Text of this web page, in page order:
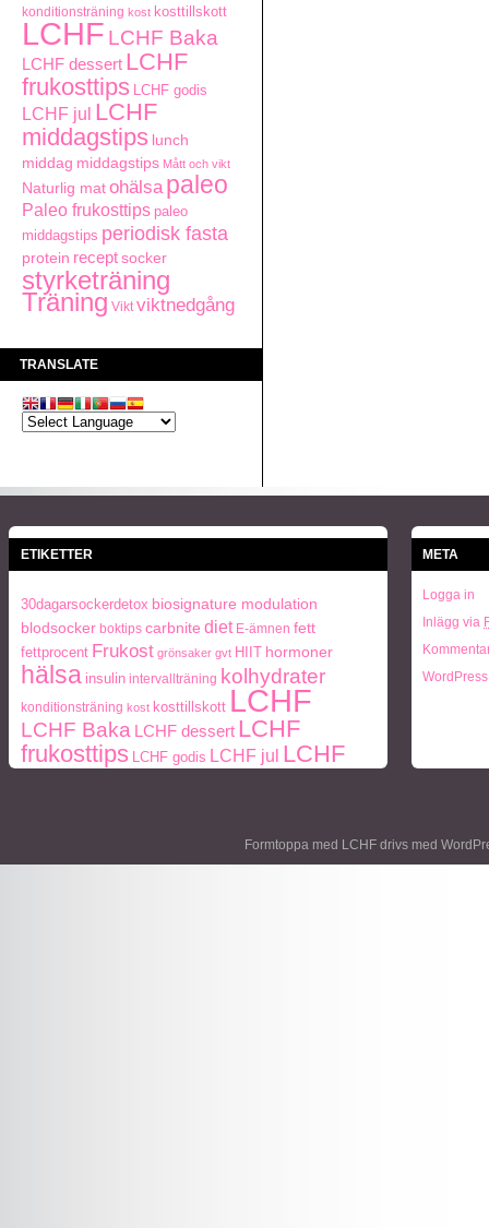
konditionsträning kost kosttillskott
LCHF LCHF Baka
LCHF dessert LCHF
frukosttips LCHF godis
LCHF jul LCHF
middagstips lunch
middag middagstips Mått och vikt
Naturlig mat ohälsa paleo
Paleo frukosttips paleo
middagstips periodisk fasta
protein receptsocker
styrketräning
Träning Vikt viktnedgång
TRANSLATE
ETIKETTER
30dagarsockerdetox biosignature modulation
blodsocker boktips carbnite diet E-ämnen fett
fettprocent Frukost grönsaker gvt HIIT hormoner
hälsa insulin intervallträning kolhydrater
konditionsträning kost kosttillskott LCHF
LCHF Baka LCHF dessert LCHF
frukosttips
LCHF godis LCHF jul LCHF
styrketräning
META
Logga in
Inlägg via
Formtoppa med LCHF drivs med